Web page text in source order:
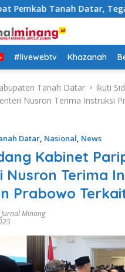
Tanah Datar,
#livewebtv Khazanah
Tanah Datar
Ikuti
Nusron Terima Instruksi
Datar, Nasional, News
Kabinet
Nusron Terima
Prabowo
Minang